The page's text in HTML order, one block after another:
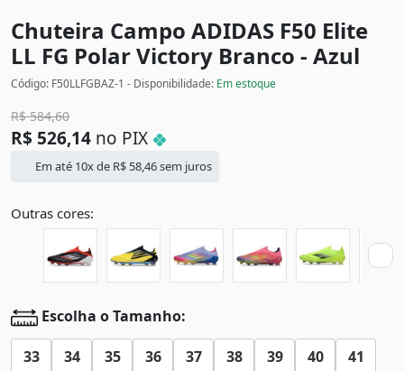
Chuteira Campo ADIDAS F50 Elite
LL FG Polar Victory Branco - Azul
Código: F50LLFGBAZ-1 - Disponibilidade: Em estoque
R$584,60
R$ 526,14 no PIX
Em até 10x de R$ 58,46sem juros
Outras cores:
Escolha o Tamanho:
33 34 35 36 37 38 39 40
41